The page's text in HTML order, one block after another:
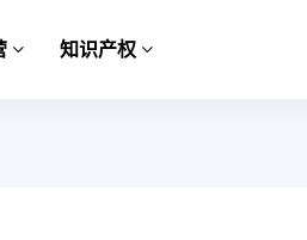
知识产权